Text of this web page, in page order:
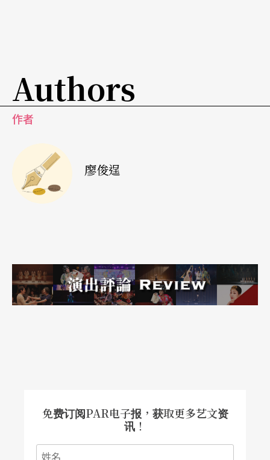
术传统中「高明地偷了些东西」，并将这些「偷」
自义大利民间戏剧的秘诀，加上个人的技艺发扬光
大。
在义大利艺术喜剧的通俗传统之上，达利欧．佛也
加入了文学传统，他受到两位剧作家的影响：义大
的蔑视，也都以剧作为人民发声。达利欧．佛巧妙
结合了文学及通俗传统，不使用现成剧本，而是根
成就他伟大的表演事业，还有一个很重要的助力，
那就是他的妻子法兰卡．兰梅（Franca Rane）。兰
Authors
作者
廖俊逞
免费订阅PAR电子报，获取更多艺文资
讯！